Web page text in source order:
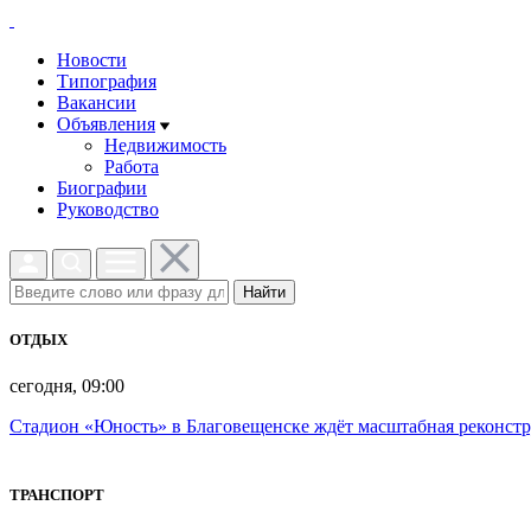
Новости
Типография
Вакансии
Объявления
Недвижимость
Работа
Биографии
Руководство
Найти
ОТДЫХ
сегодня, 09:00
Стадион «Юность» в Благовещенске ждёт масштабная
ТРАНСПОРТ